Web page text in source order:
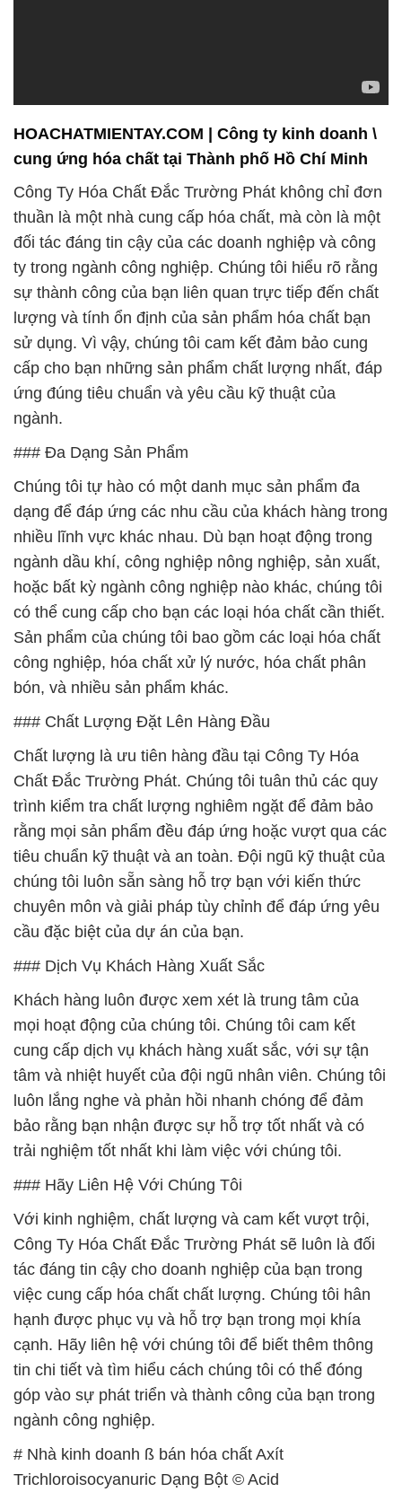
HOACHATMIENTAY.COM | Công ty kinh doanh \
cung ứng hóa chất tại Thành phố Hồ Chí Minh
Công Ty Hóa Chất Đắc Trường Phát không chỉ đơn
thuần là một nhà cung cấp hóa chất, mà còn là một
đối tác đáng tin cậy của các doanh nghiệp và công
ty trong ngành công nghiệp. Chúng tôi hiểu rõ rằng
sự thành công của bạn liên quan trực tiếp đến chất
lượng và tính ổn định của sản phẩm hóa chất bạn
sử dụng. Vì vậy, chúng tôi cam kết đảm bảo cung
cấp cho bạn những sản phẩm chất lượng nhất, đáp
ứng đúng tiêu chuẩn và yêu cầu kỹ thuật của
ngành.
### Đa Dạng Sản Phẩm
Chúng tôi tự hào có một danh mục sản phẩm đa
dạng để đáp ứng các nhu cầu của khách hàng trong
nhiều lĩnh vực khác nhau. Dù bạn hoạt động trong
ngành dầu khí, công nghiệp nông nghiệp, sản xuất,
hoặc bất kỳ ngành công nghiệp nào khác, chúng tôi
có thể cung cấp cho bạn các loại hóa chất cần thiết.
Sản phẩm của chúng tôi bao gồm các loại hóa chất
công nghiệp, hóa chất xử lý nước, hóa chất phân
bón, và nhiều sản phẩm khác.
### Chất Lượng Đặt Lên Hàng Đầu
Chất lượng là ưu tiên hàng đầu tại Công Ty Hóa
Chất Đắc Trường Phát. Chúng tôi tuân thủ các quy
trình kiểm tra chất lượng nghiêm ngặt để đảm bảo
rằng mọi sản phẩm đều đáp ứng hoặc vượt qua các
tiêu chuẩn kỹ thuật và an toàn. Đội ngũ kỹ thuật của
chúng tôi luôn sẵn sàng hỗ trợ bạn với kiến thức
chuyên môn và giải pháp tùy chỉnh để đáp ứng yêu
cầu đặc biệt của dự án của bạn.
### Dịch Vụ Khách Hàng Xuất Sắc
Khách hàng luôn được xem xét là trung tâm của
mọi hoạt động của chúng tôi. Chúng tôi cam kết
cung cấp dịch vụ khách hàng xuất sắc, với sự tận
tâm và nhiệt huyết của đội ngũ nhân viên. Chúng tôi
luôn lắng nghe và phản hồi nhanh chóng để đảm
bảo rằng bạn nhận được sự hỗ trợ tốt nhất và có
trải nghiệm tốt nhất khi làm việc với chúng tôi.
### Hãy Liên Hệ Với Chúng Tôi
Với kinh nghiệm, chất lượng và cam kết vượt trội,
Công Ty Hóa Chất Đắc Trường Phát sẽ luôn là đối
tác đáng tin cậy cho doanh nghiệp của bạn trong
việc cung cấp hóa chất chất lượng. Chúng tôi hân
hạnh được phục vụ và hỗ trợ bạn trong mọi khía
cạnh. Hãy liên hệ với chúng tôi để biết thêm thông
tin chi tiết và tìm hiểu cách chúng tôi có thể đóng
góp vào sự phát triển và thành công của bạn trong
ngành công nghiệp.
# Nhà kinh doanh ß bán hóa chất Axít
Trichloroisocyanuric Dạng Bột © Acid